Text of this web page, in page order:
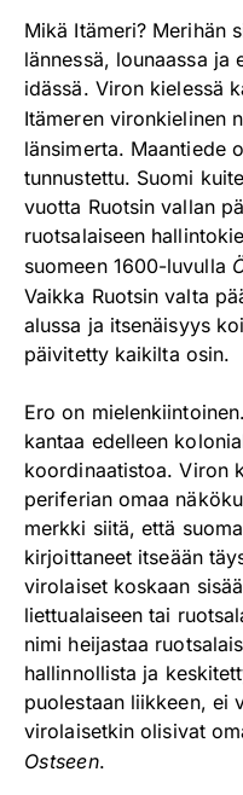
Mikä Itämeri? Merihän
lännessä, lounaassa ja
idässä. Viron kielessä
Itämeren vironkielinen
länsimerta. Maantiede
tunnustettu. Suomi
vuotta Ruotsin vallan
ruotsalaiseen
suomeen 1600-luvulla
Vaikka Ruotsin valta
alussa ja itsenäisyys
päivitetty kaikilta osin.
Ero on
kantaa edelleen
koordinaatistoa. Viron
periferian omaa
merkki siitä, että
kirjoittaneet itseään
virolaiset koskaan
liettualaiseen tai
nimi heijastaa
hallinnollista ja
puolestaan liikkeen, ei
virolaisetkin olisivat
Ostseen.